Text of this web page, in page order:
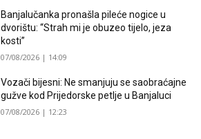
Banjalučanka pronašla pileće nogice u
dvorištu: “Strah mi je obuzeo tijelo, jeza
kosti”
07/08/2026 | 14:09
Vozači bijesni: Ne smanjuju se saobraćajne
gužve kod Prijedorske petlje u Banjaluci
07/08/2026 | 12:23